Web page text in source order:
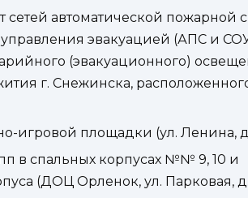
сетей автоматической пожарной
эвакуацией (АПС и
(эвакуационного)
г. Снежинска,
игровой площадки (ул. Ленина,
в спальных корпусах №№ 9, 10 и
(ДОЦ Орленок, ул. Парковая, д.